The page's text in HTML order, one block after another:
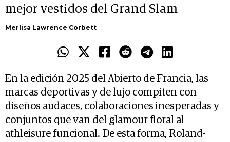
mejor vestidos del Grand Slam
Merlisa Lawrence Corbett
En la edición 2025 del Abierto de Francia, las
marcas deportivas y de lujo compiten con
diseños audaces, colaboraciones inesperadas y
conjuntos que van del glamour floral al
athleisure funcional. De esta forma, Roland-